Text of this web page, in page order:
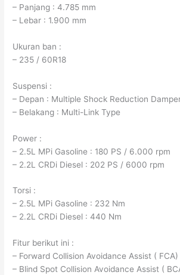
– Panjang : 4.785 mm
– Lebar : 1.900 mm
Ukuran ban :
– 235 / 60R18
Suspensi :
– Depan : Multiple Shock Reduction
– Belakang : Multi-Link Type
Power :
– 2.5L MPi Gasoline : 180 PS / 6.000 rpm
– 2.2L CRDi Diesel : 202 PS / 6000 rpm
Torsi :
– 2.5L MPi Gasoline : 232 Nm
– 2.2L CRDi Diesel : 440 Nm
Fitur berikut ini :
– Forward Collision Avoidance Assist ( FCA)
– Blind Spot Collision Avoidance Assist (